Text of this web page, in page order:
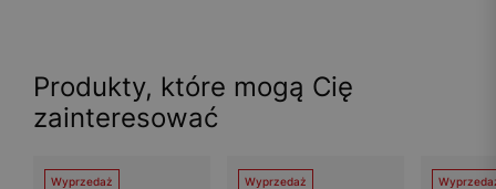
Produkty, które mogą Cię
zainteresować
Wyprzedaż Wyprzedaż